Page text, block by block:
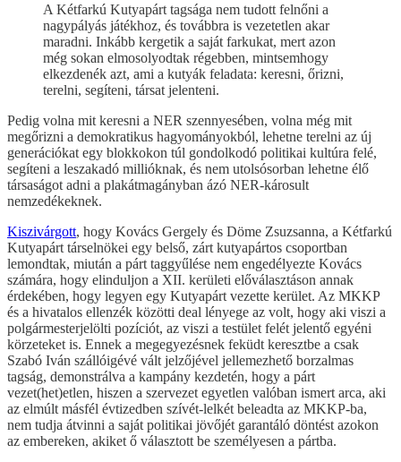
A Kétfarkú Kutyapárt tagsága nem tudott felnőni a
nagypályás játékhoz, és továbbra is vezetetlen akar
maradni. Inkább kergetik a saját farkukat, mert azon
még sokan elmosolyodtak régebben, mintsemhogy
elkezdenék azt, ami a kutyák feladata: keresni, őrizni,
terelni, segíteni, társat jelenteni.
Pedig volna mit keresni a NER szennyesében, volna még mit
megőrizni a demokratikus hagyományokból, lehetne terelni az új
generációkat egy blokkokon túl gondolkodó politikai kultúra felé,
segíteni a leszakadó millióknak, és nem utolsósorban lehetne élő
társaságot adni a plakátmagányban ázó NER-károsult
nemzedékeknek.
Kiszivárgott, hogy Kovács Gergely és Döme Zsuzsanna, a Kétfarkú
Kutyapárt társelnökei egy belső, zárt kutyapártos csoportban
lemondtak, miután a párt taggyűlése nem engedélyezte Kovács
számára, hogy elinduljon a XII. kerületi előválasztáson annak
érdekében, hogy legyen egy Kutyapárt vezette kerület. Az MKKP
és a hivatalos ellenzék közötti deal lényege az volt, hogy aki viszi a
polgármesterjelölti pozíciót, az viszi a testület felét jelentő egyéni
körzeteket is. Ennek a megegyezésnek feküdt keresztbe a csak
Szabó Iván szállóigévé vált jelzőjével jellemezhető borzalmas
tagság, demonstrálva a kampány kezdetén, hogy a párt
vezet(het)etlen, hiszen a szervezet egyetlen valóban ismert arca, aki
az elmúlt másfél évtizedben szívét-lelkét beleadta az MKKP-ba,
nem tudja átvinni a saját politikai jövőjét garantáló döntést azokon
az embereken, akiket ő választott be személyesen a pártba.